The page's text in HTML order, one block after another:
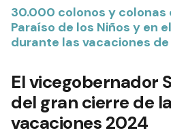
30.000 colonos y colonas
Paraíso de los Niños y en
durante las vacaciones
El vicegobernador
del gran cierre de
vacaciones 2024